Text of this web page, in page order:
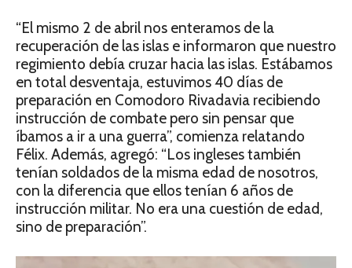
“El mismo 2 de abril nos enteramos de la
recuperación de las islas e informaron que nuestro
regimiento debía cruzar hacia las islas. Estábamos
en total desventaja, estuvimos 40 días de
preparación en Comodoro Rivadavia recibiendo
instrucción de combate pero sin pensar que
íbamos a ir a una guerra”, comienza relatando
Félix. Además, agregó: “Los ingleses también
tenían soldados de la misma edad de nosotros,
con la diferencia que ellos tenían 6 años de
instrucción militar. No era una cuestión de edad,
sino de preparación”.